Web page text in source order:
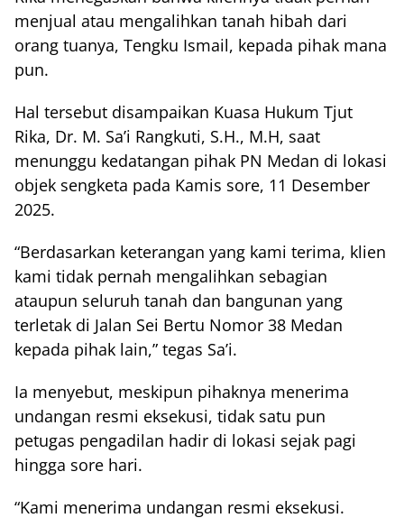
menjual atau mengalihkan tanah hibah dari
orang tuanya, Tengku Ismail, kepada pihak mana
pun.
Hal tersebut disampaikan Kuasa Hukum Tjut
Rika, Dr. M. Sa’i Rangkuti, S.H., M.H, saat
menunggu kedatangan pihak PN Medan di lokasi
objek sengketa pada Kamis sore, 11 Desember
2025.
“Berdasarkan keterangan yang kami terima, klien
kami tidak pernah mengalihkan sebagian
ataupun seluruh tanah dan bangunan yang
terletak di Jalan Sei Bertu Nomor 38 Medan
kepada pihak lain,” tegas Sa’i.
Ia menyebut, meskipun pihaknya menerima
undangan resmi eksekusi, tidak satu pun
petugas pengadilan hadir di lokasi sejak pagi
hingga sore hari.
“Kami menerima undangan resmi eksekusi.